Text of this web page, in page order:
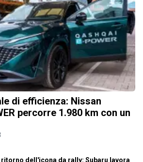
di efficienza: Nissan
percorre 1.980 km con un
Il ritorno dell'icona da rally: Subaru lavora